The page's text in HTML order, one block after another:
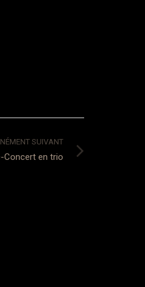
SUIVANT
Concert en trio